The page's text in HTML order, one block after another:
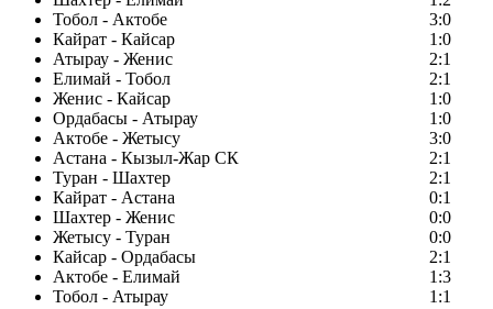
Тобол - Актобе
3:0
Кайрат - Кайсар
1:0
Атырау - Женис
2:1
Елимай - Тобол
2:1
Женис - Кайсар
1:0
Ордабасы - Атырау
1:0
Актобе - Жетысу
3:0
Астана - Кызыл-Жар СК
2:1
Туран - Шахтер
2:1
Кайрат - Астана
0:1
Шахтер - Женис
0:0
Жетысу - Туран
0:0
Кайсар - Ордабасы
2:1
Актобе - Елимай
1:3
Тобол - Атырау
1:1